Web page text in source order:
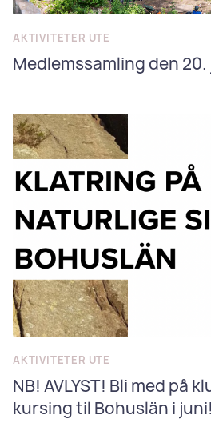
AKTIVITETER UTE
Medlemssamling den 20.
AKTIVITETER UTE
NB! AVLYST! Bli med på
kursing til Bohuslän i juni!